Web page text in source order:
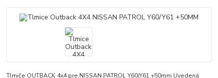
Tlmiče OUTBACK 4x4 pre NISSAN PATROL Y60/Y61 +50mm Uvedená